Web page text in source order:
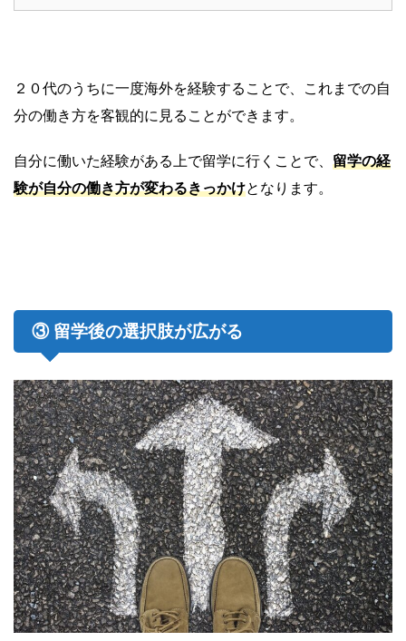
２０代のうちに一度海外を経験することで、これまでの自
分の働き方を客観的に見ることができます。
自分に働いた経験がある上で留学に行くことで、 留学の経
験が自分の働き方が変わるきっかけとなります。
③ 留学後の選択肢が広がる